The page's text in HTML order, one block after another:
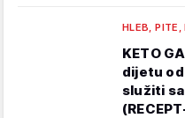
HLEB, PITE,
KETO
dijetu
služiti